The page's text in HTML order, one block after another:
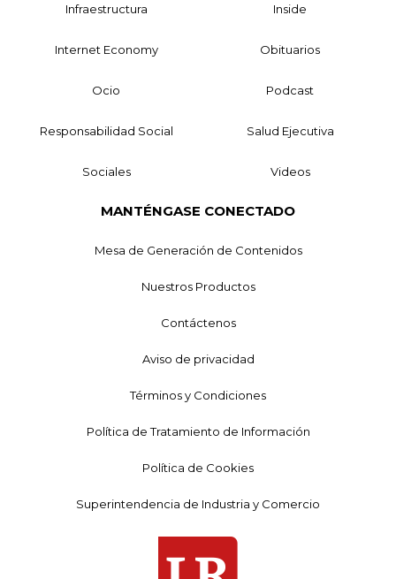
Infraestructura Inside
Internet Economy Obituarios
Ocio Podcast
Responsabilidad Social Salud Ejecutiva
Sociales Videos
MANTÉNGASE CONECTADO
Mesa de Generación de Contenidos
Nuestros Productos
Contáctenos
Aviso de privacidad
Términos y Condiciones
Política de Tratamiento de Información
Política de Cookies
Superintendencia de Industria y Comercio